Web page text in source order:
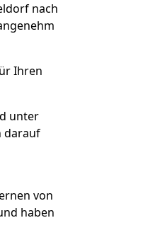
nach
Ihren
unter
darauf
von
haben